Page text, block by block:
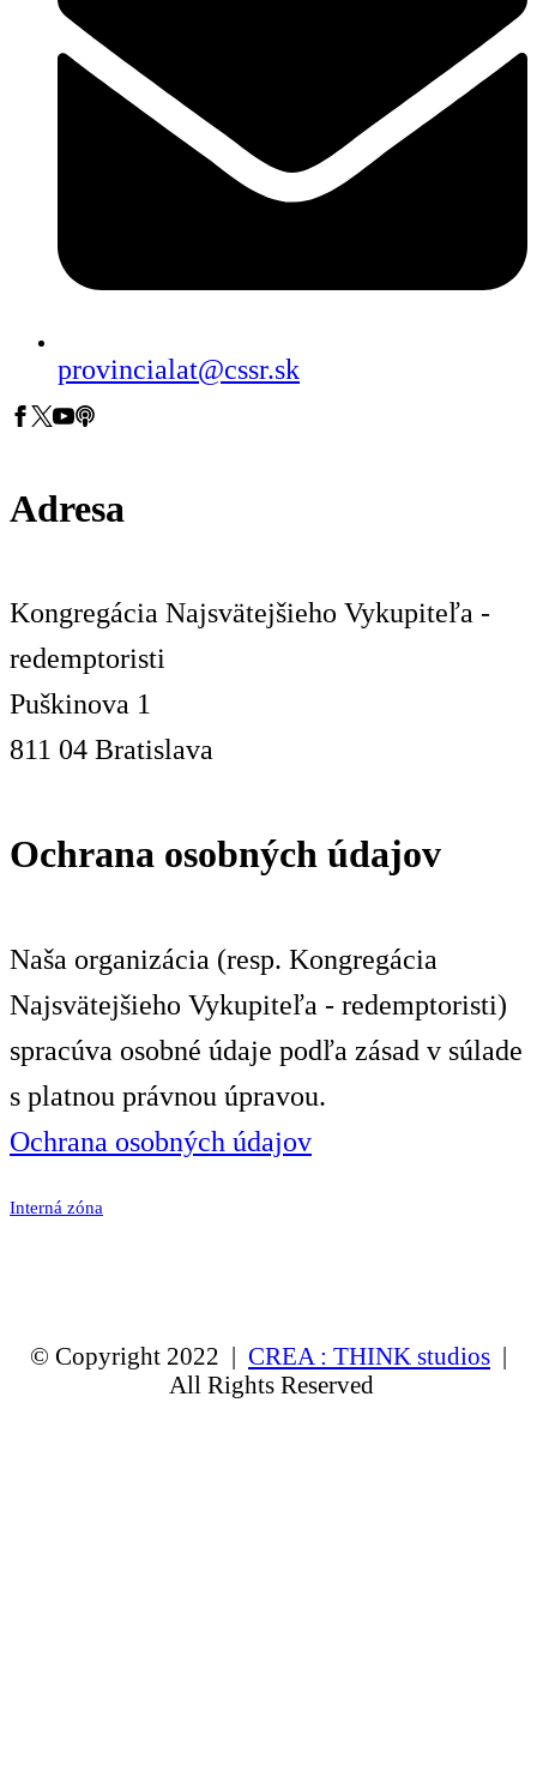
provincialat@cssr.sk
Adresa
Kongregácia Najsvätejšieho Vykupiteľa -
redemptoristi
Puškinova 1
811 04 Bratislava
Ochrana osobných údajov
Naša organizácia (resp. Kongregácia
Najsvätejšieho Vykupiteľa - redemptoristi)
spracúva osobné údaje podľa zásad v súlade
s platnou právnou úpravou.
Ochrana osobných údajov
Interná zóna
© Copyright 2022 | CREA : THINK studios |
All Rights Reserved